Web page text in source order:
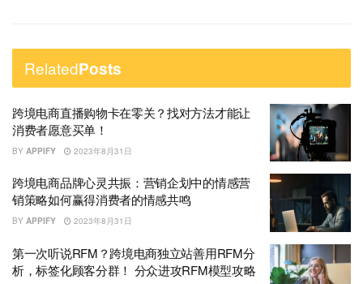
RelatedPosts
跨境电商直播购物卡在零关？找对方法才能让
消费者愿意买单！
BY APPIFY 2023年8月31日
跨境电商品牌心灵共振：营销企划中的情感营
销策略如何赢得消费者的情感共鸣
BY APPIFY 2023年8月31日
第一次听说RFM？跨境电商独立站善用RFM分
析，标签化顾客分群！ 分众进攻RFM模型攻略